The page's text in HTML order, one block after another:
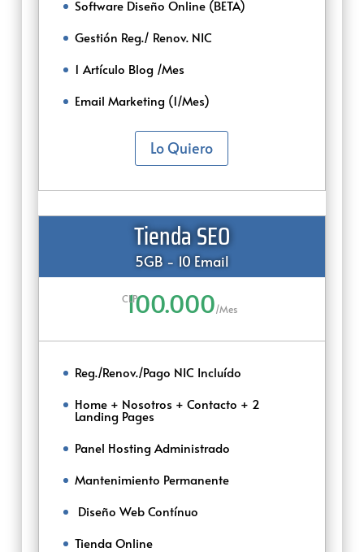
Software Diseño Online (BETA)
Gestión Reg./ Renov. NIC
1 Artículo Blog /Mes
Email Marketing (1/Mes)
Lo Quiero
Tienda SEO
5GB - 10 Email
CLP
100.000/Mes
Reg./Renov./Pago NIC Incluído
Home + Nosotros + Contacto + 2
Landing Pages
Panel Hosting Administrado
Mantenimiento Permanente
‌‌ ‌Diseño Web Contínuo
Tienda Online